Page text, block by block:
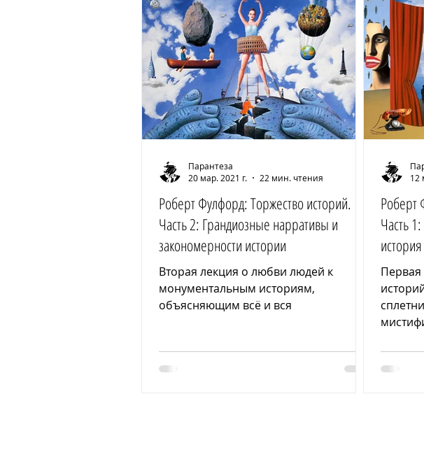
Роберт Фулфорд: Торжество историй.
Часть 2: Грандиозные нарративы и
закономерности истории
Вторая лекция о любви людей к
монументальным историям,
объясняющим всё и вся
Парантеза
20 мар. 2021 г.
22 мин. чтения
Роберт
Часть
история
Первая
12